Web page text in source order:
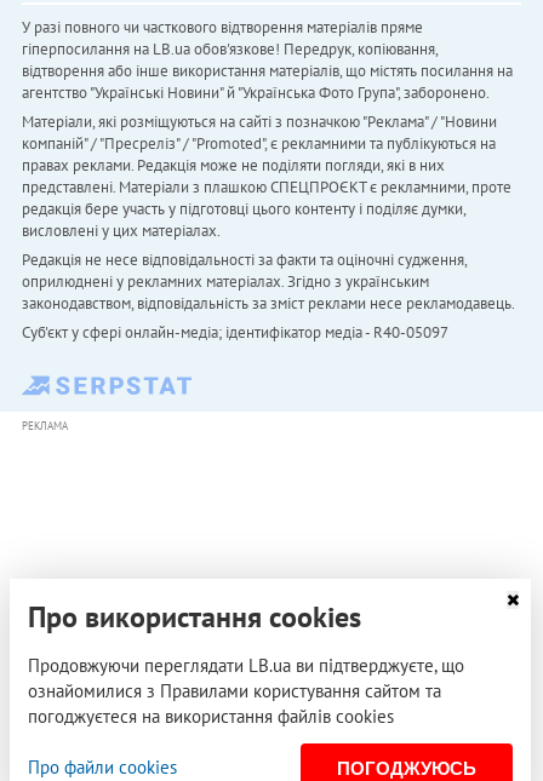
У разі повного чи часткового відтворення матеріалів пряме
гіперпосилання на LB.ua обов'язкове! Передрук, копіювання,
відтворення або інше використання матеріалів, що містять посилання на
агентство "Українськi Новини" й "Українська Фото Група", заборонено.
Матеріали, які розміщуються на сайті з позначкою "Реклама" / "Новини
компаній" / "Пресреліз" / "Promoted", є рекламними та публікуються на
правах реклами. Редакція може не поділяти погляди, які в них
представлені. Матеріали з плашкою СПЕЦПРОЄКТ є рекламними, проте
редакція бере участь у підготовці цього контенту і поділяє думки,
висловлені у цих матеріалах.
Редакція не несе відповідальності за факти та оціночні судження,
оприлюднені у рекламних матеріалах. Згідно з українським
законодавством, відповідальність за зміст реклами несе рекламодавець.
Cуб'єкт у сфері онлайн-медіа; ідентифікатор медіа - R40-05097
РЕКЛАМА
Про використання cookies
Продовжуючи переглядати LB.ua ви підтверджуєте, що
ознайомилися з Правилами користування сайтом та
погоджуєтеся на використання файлів cookies
Про файли cookies ПОГОДЖУЮСЬ